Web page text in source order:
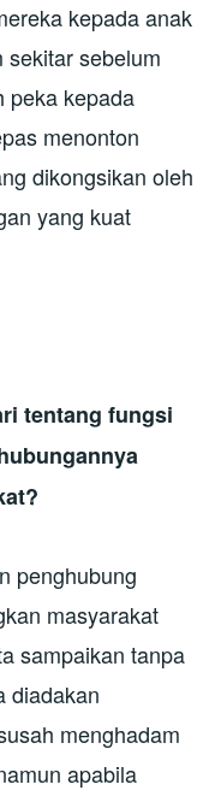
kepada anak
sekitar sebelum
peka kepada
menonton
dikongsikan oleh
yang kuat
tentang fungsi
penghubung
masyarakat
sampaikan tanpa
diadakan
menghadam
apabila